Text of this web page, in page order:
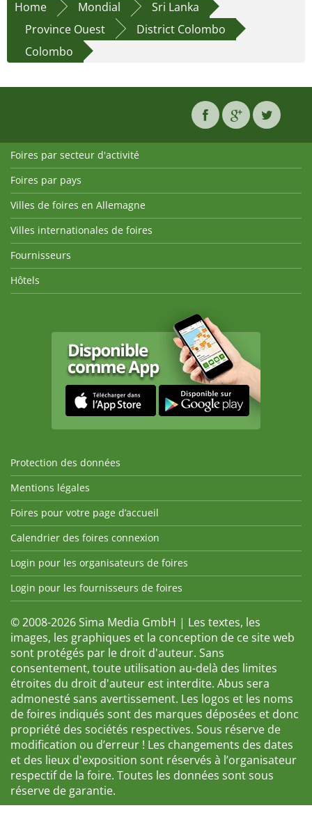
Home Mondial
Sri Lanka
Province Ouest
District Colombo
Colombo
Foires par secteur d'activité
Foires par pays
Villes de foires en Allemagne
Villes internationales de foires
Fournisseurs
Hôtels
Protection des données
Mentions légales
Foires pour votre page d’accueil
Calendrier des foires connexion
Login pour les organisateurs de foires
Login pour les fournisseurs de foires
© 2008-2026 Sima Media GmbH | Les textes, les
images, les graphiques et la conception de ce site web
sont protégés par le droit d'auteur. Sans
consentement, toute utilisation au-delà des limites
étroites du droit d'auteur est interdite. Abus sera
admonesté sans avertissement. Les logos et les noms
de foires indiqués sont des marques déposées et donc
propriété des sociétés respectives. Sous réserve de
modification ou d’erreur ! Les changements des dates
et des lieux d'exposition sont réservés à l’organisateur
respectif de la foire. Toutes les données sont sous
réserve de garantie.